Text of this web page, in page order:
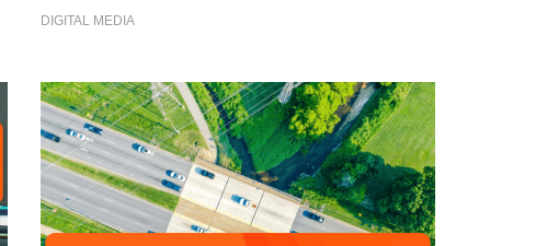
DIGITAL MEDIA